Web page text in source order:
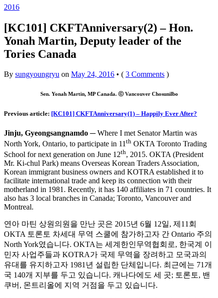
2016
[KC101] CKFTAnniversary(2) – Hon.
Yonah Martin, Deputy leader of the
Tories Canada
By sungyoungryu on May 24, 2016 • ( 3 Comments )
Sen. Yonah Martin, MP Canada. ⓒ Vancouver Chosunilbo
Previous article: [KC101] CKFTAnniversary(1) – Happily Ever After?
Jinju, Gyeongsangnamdo ─ Where I met Senator Martin was
North York, Ontario, to participate in 11 th OKTA Toronto Trading
School for next generation on June 12th, 2015. OKTA (President
Mr. Ki-chul Park) means Overseas Korean Traders Association,
Korean immigrant business owners and KOTRA established it to
facilitate international trade and keep its connection with their
motherland in 1981. Recently, it has 140 affiliates in 71 countries. It
also has 3 local branches in Canada; Toronto, Vancouver and
Montreal.
연아 마틴 상원의원을 만난 곳은 2015년 6월 12일, 제11회
OKTA 토론토 차세대 무역 스쿨에 참가하고자 간 Ontario 주의
North York였습니다. OKTA는 세계한인무역협회로, 한국계 이
민자 사업주들과 KOTRA가 국제 무역을 장려하고 모국과의
유대를 유지하고자 1981년 설립한 단체입니다. 최근에는 71개
국 140개 지부를 두고 있습니다. 캐나다에도 세 곳; 토론토, 밴
쿠버, 몬트리올에 지역 거점을 두고 있습니다.